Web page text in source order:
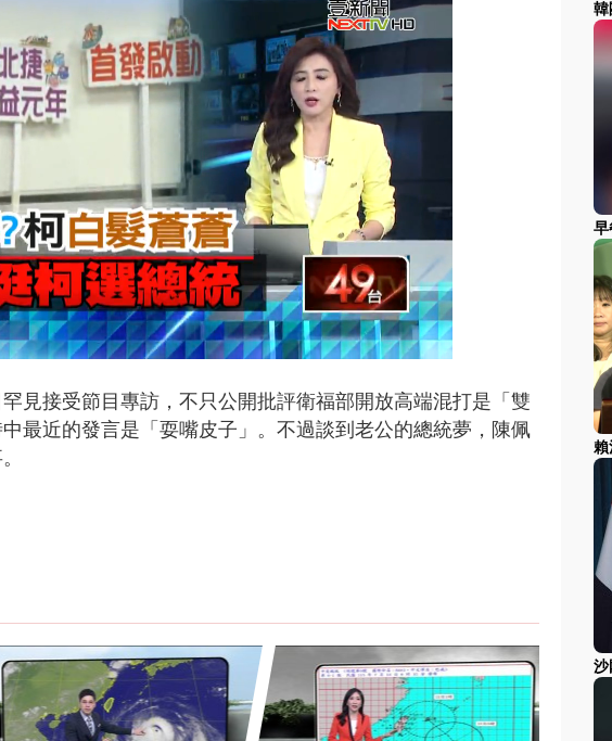
暗網買5000萬筆個資！ 網軍洩密中共遭起訴...
見接受節目專訪，不只公開批評衛福部開放高端混打是「雙
最近的發言是「耍嘴皮子」。不過談到老公的總統夢，陳佩
韓
早
賴
沙